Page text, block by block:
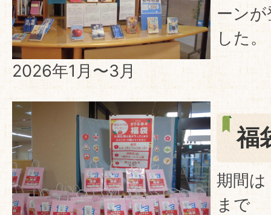
2026年1月〜3月
ーン
した。
福
期間
まで